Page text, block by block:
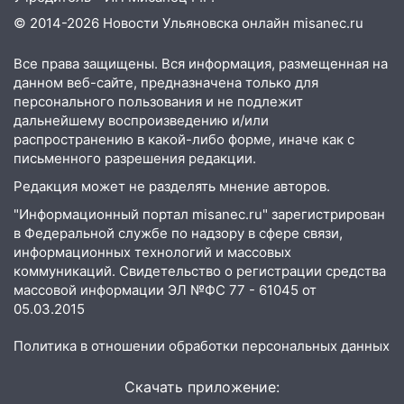
хаски: куда сходить в Ульяновской
области 8–9 августа
10:11 Директора ульяновской
«Нефтяной топливной компании» будут
судить за неуплату 48,4 млн рублей
налогов
09:28 Дети на дорогах: пострадали
велосипедисты, мотоциклисты и
пешеходы. Обзор крупных аварий в
Ульяновской области
08:30 Поджог со свечой, 16 сгоревших
домов и выстрел за водку
07:50 Какая погоды будет днем 8
Императорский мост в
Ульяновске останется закрытым до
утра 10 августа
© 2014-2026 Новости Ульяновска онлайн misanec.ru
Все права защищены. Вся информация, размещенная на
данном веб-сайте, предназначена только для
персонального пользования и не подлежит
дальнейшему воспроизведению и/или
распространению в какой-либо форме, иначе как с
письменного разрешения редакции.
Редакция может не разделять мнение авторов.
"Информационный портал misanec.ru" зарегистрирован
в Федеральной службе по надзору в сфере связи,
информационных технологий и массовых
коммуникаций. Свидетельство о регистрации средства
массовой информации ЭЛ №ФС 77 - 61045 от
05.03.2015
Политика в отношении обработки персональных данных
Скачать приложение: